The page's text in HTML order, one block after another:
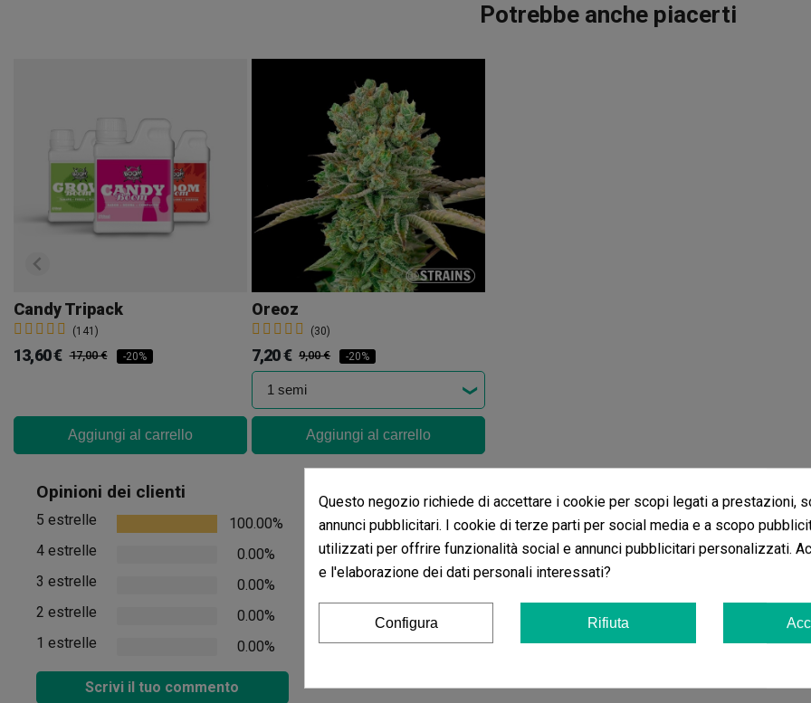
Potrebbe anche piacerti
Candy Tripack
(141)
13,60 € 17,00 € -20%
Aggiungi al carrello
Oreoz
(30)
7,20 € 9,00 € -20%
Aggiungi al carrello
Opinioni dei clienti
5 estrelle
100.00%
4 estrelle
0.00%
3 estrelle
0.00%
2 estrelle
0.00%
1 estrelle
0.00%
Scrivi il tuo commento
Non ci sono recensioni nella tua lingua, controllale tutte cliccando su
Vedere i commenti in altre lingue
Questo negozio richiede di accettare i cookie per scopi legati a prestazioni,
annunci pubblicitari. I cookie di terze parti per social media e a scopo
utilizzati per offrire funzionalità social e annunci pubblicitari personalizzati.
e l'elaborazione dei dati personali interessati?
Configura Rifiuta